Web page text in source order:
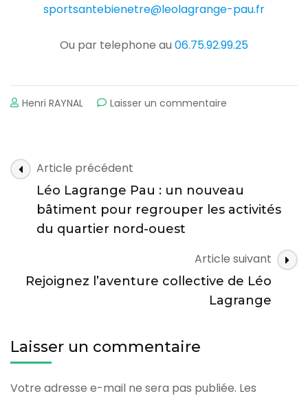
sportsantebienetre@leolagrange-pau.fr
Ou par telephone au 06.75.92.99.25
Henri RAYNAL Laisser un commentaire
Navigation
des
articles
Article précédent
Léo Lagrange Pau : un nouveau
bâtiment pour regrouper les activités
du quartier nord-ouest
Article suivant
Rejoignez l’aventure collective de Léo
Lagrange
Laisser un commentaire
Votre adresse e-mail ne sera pas publiée. Les